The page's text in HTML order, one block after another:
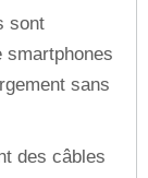
sont
smartphones
sans
des câbles